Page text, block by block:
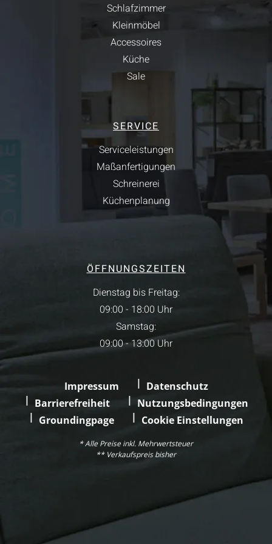
Schlafzimmer
Kleinmöbel
Accessoires
Küche
Sale
SERVICE
Serviceleistungen
Maßanfertigungen
Schreinerei
Küchenplanung
ÖFFNUNGSZEITEN
Dienstag bis Freitag:
09:00 - 18:00 Uhr
Samstag:
09:00 - 13:00 Uhr
Impressum
Datenschutz
Barrierefreiheit
Nutzungsbedingungen
Groundingpage
Cookie Einstellungen
* Alle Preise inkl. Mehrwertsteuer
** Verkaufspreis bisher